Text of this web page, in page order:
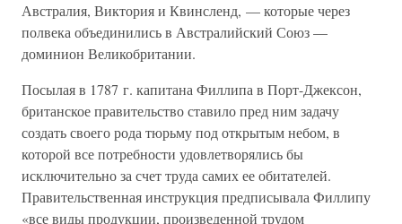
Австралия, Виктория и Квинсленд, — которые через
полвека объединились в Австралийский Союз —
доминион Великобритании.
Посылая в 1787 г. капитана Филлипа в Порт-Джексон,
британское правительство ставило пред ним задачу
создать своего рода тюрьму под открытым небом, в
которой все потребности удовлетворялись бы
исключительно за счет труда самих ее обитателей.
Правительственная инструкция предписывала Филлипу
«все виды продукции, произведенной трудом